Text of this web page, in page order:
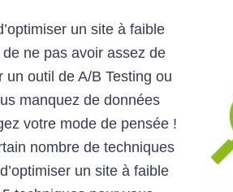
un site à faible
ne pas avoir assez de
un outil de A/B Testing ou
manquez de données
votre mode de pensée !
nombre de techniques
un site à faible